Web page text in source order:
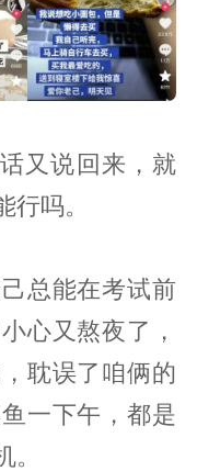
又说回来，就
吗。
总能在考试前
心又熬夜了，
耽误了咱俩的
一下午，都是